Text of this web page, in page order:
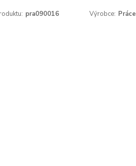
pra090016 Výrobce: Práce